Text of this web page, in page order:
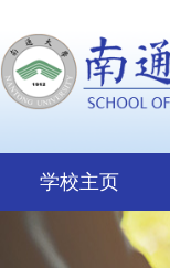
学校主页